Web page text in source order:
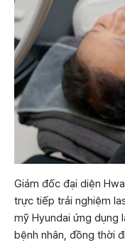
Giám đốc đại diện
trực tiếp trải nghiệm
mỹ Hyundai ứng dụng
bệnh nhân, đồng thời